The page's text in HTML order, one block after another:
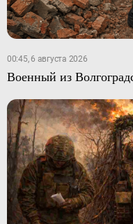
00:45, 6 августа 2026
Военный из